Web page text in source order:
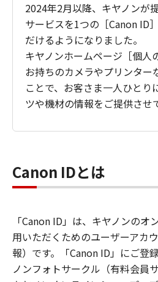
2024年2月以降、キヤノンが
サービスを1つの［Canon ID
だけるようになりました。
キヤノンホームページ［個人
お持ちのカメラやプリンター
ことで、お客さま一人ひとり
ツや機材の情報をご提供させ
Canon IDとは
「Canon ID」は、キヤノンのオ
用いただくためのユーザーアカ
報）です。「Canon ID」にご登
ノンフォトサークル（有料会員